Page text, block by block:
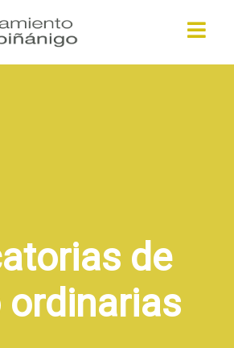
de
ordinarias